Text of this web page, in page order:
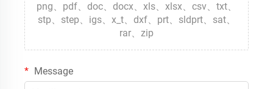
png、pdf、doc、docx、xls、xlsx、csv、txt、
stp、step、igs、x_t、dxf、prt、sldprt、sat、
rar、zip
Message